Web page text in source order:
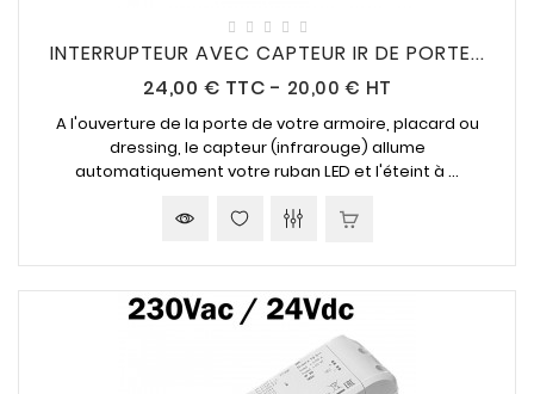
INTERRUPTEUR AVEC CAPTEUR IR DE PORTE...
24,00 € Prix
TTC - 20,00 € HT
A l'ouverture de la porte de votre armoire, placard ou
dressing, le capteur (infrarouge) allume
automatiquement votre ruban LED et l'éteint à ...